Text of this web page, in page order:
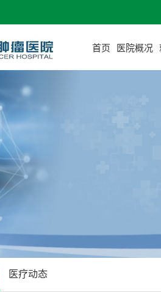
首页 医院概况
医疗动态